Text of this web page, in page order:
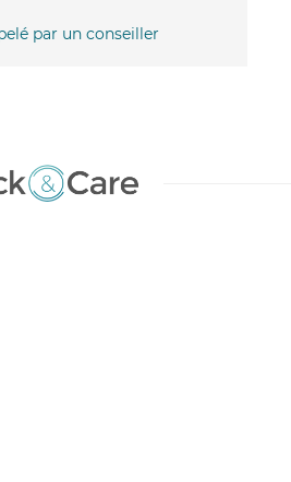
par un conseiller